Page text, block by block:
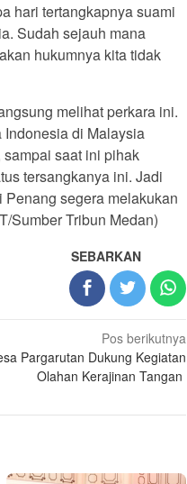
hari tertangkapnya suami
Sudah sejauh mana
hukumnya kita tidak
melihat perkara ini.
di Malaysia
saat ini pihak
tersangkanya ini. Jadi
segera melakukan
Sumber Tribun Medan)
SEBARKAN
Pos berikutnya
Pargarutan Dukung Kegiatan
Olahan Kerajinan Tangan